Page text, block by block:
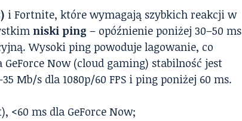
i Fortnite, które wymagają szybkich reakcji w
niski ping – opóźnienie poniżej 30–50 ms
Wysoki ping powoduje lagowanie, co
Now (cloud gaming) stabilność jest
Mb/s dla 1080p/60 FPS i ping poniżej 60 ms.
<60 ms dla GeForce Now;